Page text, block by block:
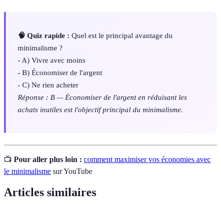
🧠 Quiz rapide : Quel est le principal avantage du
minimalisme ?
- A) Vivre avec moins
- B) Économiser de l'argent
- C) Ne rien acheter
Réponse : B — Économiser de l'argent en réduisant les
achats inutiles est l'objectif principal du minimalisme.
📺 Pour aller plus loin : comment maximiser vos économies avec
le minimalisme sur YouTube
Articles similaires